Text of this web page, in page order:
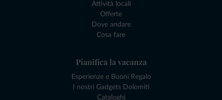
Attività locali
Offerte
Dove andare
Cosa fare
Pianifica la vacanza
Esperienze e Buoni Regalo
I nostri Gadgets Dolomiti
Cataloghi